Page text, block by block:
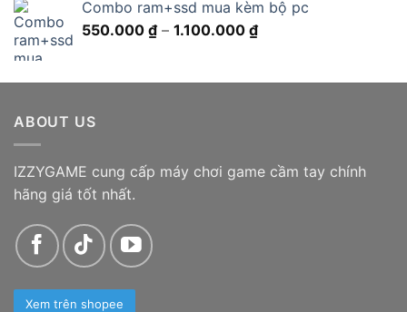
Combo ram+ssd mua kèm bộ pc
550.000 ₫ – 1.100.000 ₫Khoảng
550.000 ₫
ABOUT US
IZZYGAME cung cấp máy chơi game cầm tay chính
hãng giá tốt nhất.
Xem trên shopee